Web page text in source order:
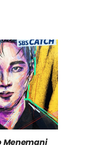
Menemani